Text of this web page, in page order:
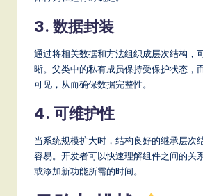
3. 数据封装
通过将相关数据和方法组织成层次结构，
晰。父类中的私有成员保持受保护状态，
可见，从而确保数据完整性。
4. 可维护性
当系统规模扩大时，结构良好的继承层次
容易。开发者可以快速理解组件之间的关
或添加新功能所需的时间。